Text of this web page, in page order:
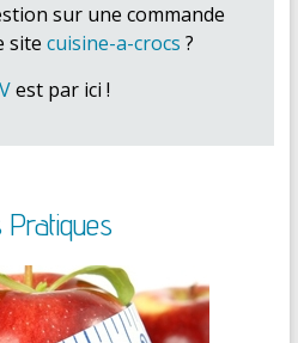
sur une commande
site cuisine-a-crocs ?
est par ici !
Pratiques